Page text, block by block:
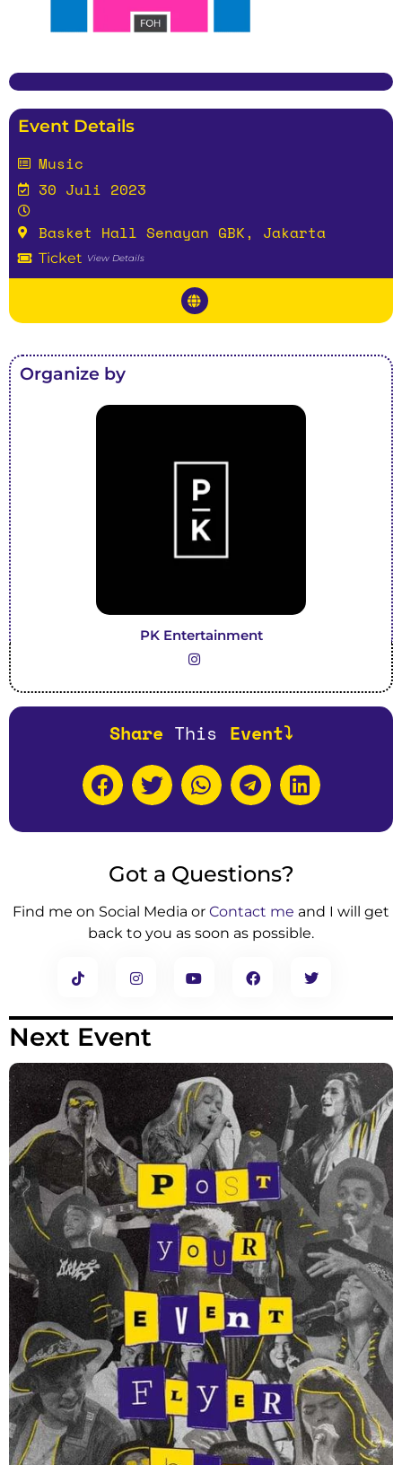
Event Details
Music
30 Juli 2023
Basket Hall Senayan GBK, Jakarta
Ticket View Details
Organize by
PK Entertainment
Share This Event⤵️
Got a Questions?
Find me on Social Media or Contact me and I will get
back to you as soon as possible.
Next Event